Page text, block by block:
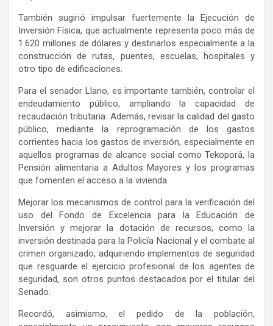
También sugirió impulsar fuertemente la Ejecución de
Inversión Física, que actualmente representa poco más de
1.620 millones de dólares y destinarlos especialmente a la
construcción de rutas, puentes, escuelas, hospitales y
otro tipo de edificaciones.
Para el senador Llano, es importante también, controlar el
endeudamiento público, ampliando la capacidad de
recaudación tributaria. Además, revisar la calidad del gasto
público, mediante la reprogramación de los gastos
corrientes hacia los gastos de inversión, especialmente en
aquellos programas de alcance social como Tekoporâ, la
Pensión alimentaria a Adultos Mayores y los programas
que fomenten el acceso a la vivienda.
Mejorar los mecanismos de control para la verificación del
uso del Fondo de Excelencia para la Educación de
Inversión y mejorar la dotación de recursos, como la
inversión destinada para la Policía Nacional y el combate al
crimen organizado, adquiriendo implementos de seguridad
que resguarde el ejercicio profesional de los agentes de
seguridad, son otros puntos destacados por el titular del
Senado.
Recordó, asimismo, el pedido de la población,